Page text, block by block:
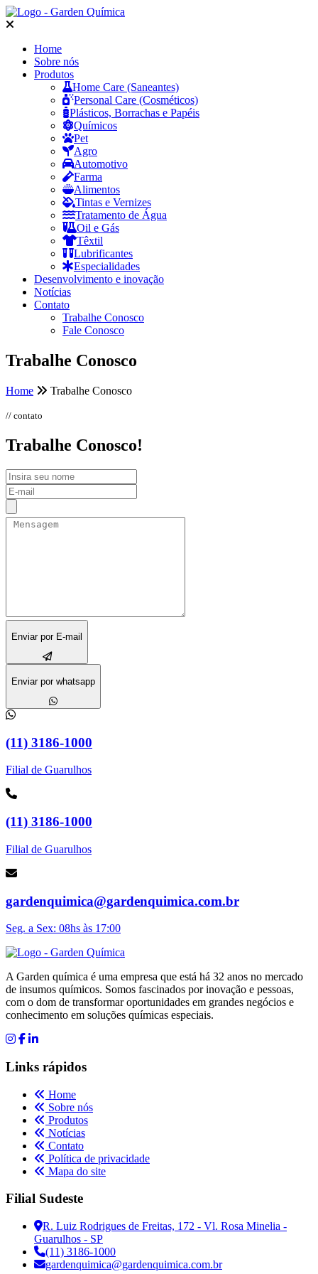
Home
Sobre nós
Produtos
Home Care (Saneantes)
Personal Care (Cosméticos)
Plásticos, Borrachas e Papéis
Químicos
Pet
Agro
Automotivo
Farma
Alimentos
Tintas e Vernizes
Tratamento de Água
Oil e Gás
Têxtil
Lubrificantes
Especialidades
Desenvolvimento e inovação
Notícias
Contato
Trabalhe Conosco
Fale Conosco
Trabalhe Conosco
Home Trabalhe Conosco
// contato
Trabalhe Conosco!
Enviar por E-mail
Enviar por whatsapp
(11) 3186-1000
Filial de Guarulhos
(11) 3186-1000
Filial de Guarulhos
gardenquimica@gardenquimica.com.br
Seg. a Sex: 08hs às 17:00
A Garden química é uma empresa que está há 32 anos no mercado
de insumos químicos. Somos fascinados por inovação e pessoas,
com o dom de transformar oportunidades em grandes negócios e
conhecimento em soluções químicas especiais.
Links rápidos
Home
Sobre nós
Produtos
Notícias
Contato
Política de privacidade
Mapa do site
Filial Sudeste
R. Luiz Rodrigues de Freitas, 172 - Vl. Rosa Minelia -
Guarulhos - SP
(11) 3186-1000
gardenquimica@gardenquimica.com.br